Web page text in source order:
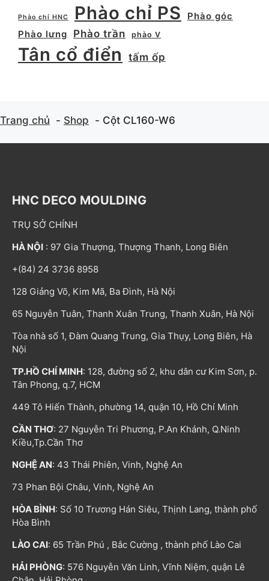
Phào chỉ HNC Phào chỉ PS
Phào góc
Phào lưng
Phào trần phào V
Tân cổ điển tấm ốp
Trang chủ Shop Cột CL160-W6
HNC DECO MOULDING
TRỤ SỞ CHÍNH
HÀ NỘI : 97 Gia Thượng, Thượng Thanh, Long Biên
+(84) 24 3736 8958
128 Giảng Võ, Kim Mã, Ba Đình, Hà Nội
65 Nguyễn Tuân, Thanh Xuân Trung, Thanh Xuân, Hà Nội
Tòa nhà số 1, Đàm Quang Trung, Gia Thụy, Long Biên, Hà
Nội
TP.HỒ CHÍ MINH: 128, đường số 2, khu dân cư Kim Sơn, p.
Tân Phong, q.7, HCM
449 Tô Hiến Thành, phường 14, quận 10, Hồ Chí Minh
CẦN THƠ: 27 Nguyễn Tri Phương, P.An Khánh, Q.Ninh
Kiều,Tp.Cần Thơ
NGHỆ AN: 43 Thái Phiên, Vinh, Nghệ An
73 Phan Bội Châu, Vinh, Nghệ An
HÒA BÌNH: Số 10 Trương Hán Siêu, Thịnh Lang, thành phố
Hòa Bình
LÀO CAI: 65 Trần Phú , Bắc Cường , thành phố Lào Cai
HẢI PHÒNG: 576 Nguyễn Văn Linh, Vĩnh Niệm, quận Lê